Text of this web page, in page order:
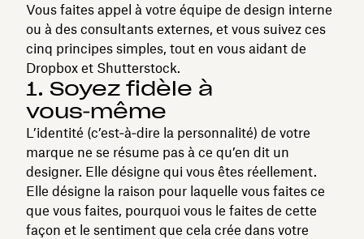
Vous faites appel à votre équipe de design interne
ou à des consultants externes, et vous suivez ces
cinq principes simples, tout en vous aidant de
Dropbox et Shutterstock.
1. Soyez fidèle à
vous‑même
L’identité (c’est‑à‑dire la personnalité) de votre
marque ne se résume pas à ce qu’en dit un
designer. Elle désigne qui vous êtes réellement.
Elle désigne la raison pour laquelle vous faites ce
que vous faites, pourquoi vous le faites de cette
façon et le sentiment que cela crée dans votre